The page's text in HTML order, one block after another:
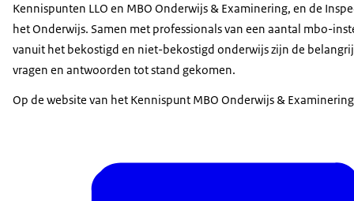
Kennispunten LLO en MBO Onderwijs & Examinering, en de
het Onderwijs. Samen met professionals van een aantal mbo-
vanuit het bekostigd en niet-bekostigd onderwijs zijn de
vragen en antwoorden tot stand gekomen.
Op de website van het Kennispunt MBO Onderwijs &